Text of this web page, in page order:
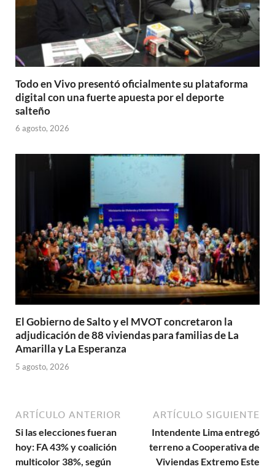
Todo en Vivo presentó oficialmente su plataforma
digital con una fuerte apuesta por el deporte
salteño
6 agosto, 2026
El Gobierno de Salto y el MVOT concretaron la
adjudicación de 88 viviendas para familias de La
Amarilla y La Esperanza
5 agosto, 2026
ARTÍCULO ANTERIOR
Si las elecciones fueran
hoy: FA 43% y coalición
multicolor 38%, según
ARTÍCULO SIGUIENTE
Intendente Lima entregó
terreno a Cooperativa de
Viviendas Extremo Este